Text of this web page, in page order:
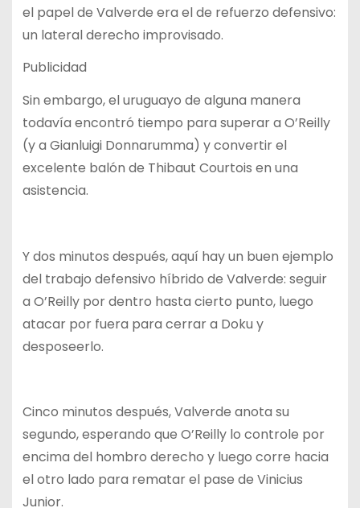
el papel de Valverde era el de refuerzo defensivo:
un lateral derecho improvisado.
Publicidad
Sin embargo, el uruguayo de alguna manera
todavía encontró tiempo para superar a O’Reilly
(y a Gianluigi Donnarumma) y convertir el
excelente balón de Thibaut Courtois en una
asistencia.
Y dos minutos después, aquí hay un buen ejemplo
del trabajo defensivo híbrido de Valverde: seguir
a O’Reilly por dentro hasta cierto punto, luego
atacar por fuera para cerrar a Doku y
desposeerlo.
Cinco minutos después, Valverde anota su
segundo, esperando que O’Reilly lo controle por
encima del hombro derecho y luego corre hacia
el otro lado para rematar el pase de Vinicius
Junior.